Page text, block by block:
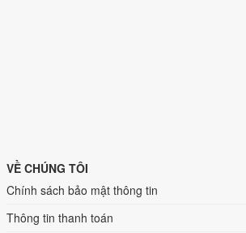
VỀ CHÚNG TÔI
Chính sách bảo mật thông tin
Thông tin thanh toán